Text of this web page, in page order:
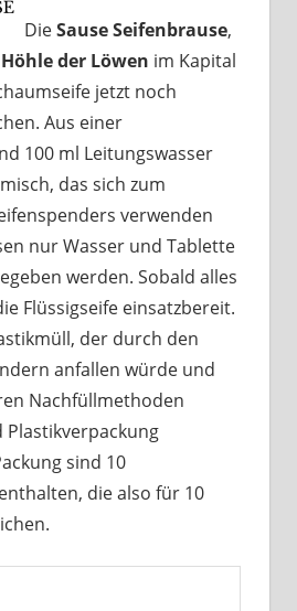
DieSause Seifenbrause,
Höhle der Löwen im Kapital
jetzt noch
Aus einer
100 ml Leitungswasser
das sich zum
verwenden
nur Wasser und Tablette
werden. Sobald alles
Flüssigseife einsatzbereit.
der durch den
anfallen würde und
Nachfüllmethoden
Plastikverpackung
sind 10
die also für 10